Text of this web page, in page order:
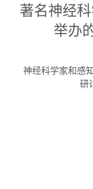
著名神经科
举办
神经科学家和感
研